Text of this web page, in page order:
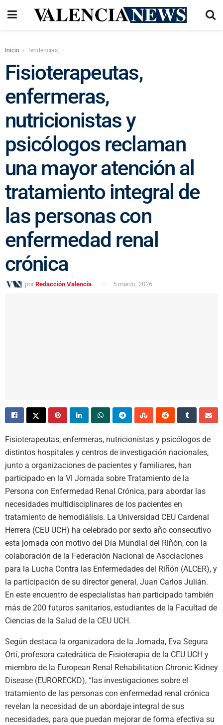
Inicio Tendencias
Fisioterapeutas,
enfermeras,
nutricionistas y
psicólogos reclaman
una mayor atención al
tratamiento integral de
las personas con
enfermedad renal
crónica
por Redacción Valencia 5 marzo, 2026
Fisioterapeutas, enfermeras, nutricionistas y psicólogos de
distintos hospitales y centros de investigación nacionales,
junto a organizaciones de pacientes y familiares, han
participado en la VI Jornada sobre Tratamiento de la
Persona con Enfermedad Renal Crónica, para abordar las
necesidades multidisciplinares de los pacientes en
tratamiento de hemodiálisis. La Universidad CEU Cardenal
Herrera (CEU UCH) ha celebrado por sexto año consecutivo
esta jornada con motivo del Día Mundial del Riñón, con la
colaboración de la Federación Nacional de Asociaciones
para la Lucha Contra las Enfermedades del Riñón (ALCER), y
la participación de su director general, Juan Carlos Julián.
En este encuentro de especialistas han participado también
más de 200 futuros sanitarios, estudiantes de la Facultad de
Ciencias de la Salud de la CEU UCH.
Según destaca la organizadora de la Jornada, Eva Segura
Ortí, profesora catedrática de Fisioterapia de la CEU UCH y
miembro de la European Renal Rehabilitation Chronic Kidney
Disease (EURORECKD), “las investigaciones sobre el
tratamiento de las personas con enfermedad renal crónica
revelan la necesidad de un abordaje integral de sus
necesidades, para que puedan mejorar de forma efectiva su